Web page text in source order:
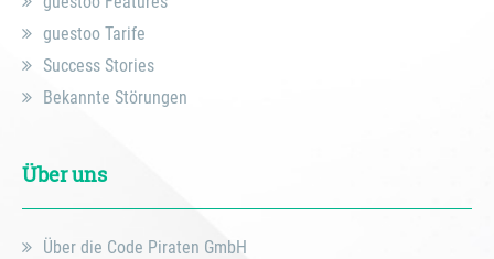
guestoo Tarife
Success Stories
Bekannte Störungen
Über uns
Über die Code Piraten GmbH